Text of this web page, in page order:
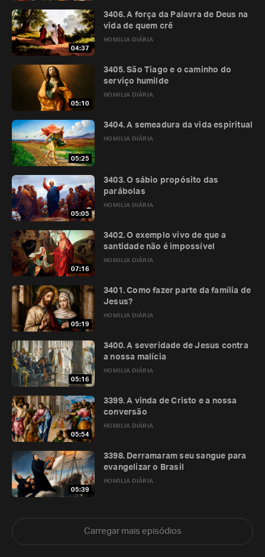
04:37
HOMILIA DIÁRIA
3406. A força da Palavra de Deus na
vida de quem crê
05:10
HOMILIA DIÁRIA
3405. São Tiago e o caminho do
serviço humilde
05:25
HOMILIA DIÁRIA
3404. A semeadura da vida espiritual
05:05
HOMILIA DIÁRIA
3403. O sábio propósito das
parábolas
07:16
HOMILIA DIÁRIA
3402. O exemplo vivo de que a
santidade não é impossível
05:19
HOMILIA DIÁRIA
3401. Como fazer parte da família de
Jesus?
05:16
HOMILIA DIÁRIA
3400. A severidade de Jesus contra
a nossa malícia
05:54
HOMILIA DIÁRIA
3399. A vinda de Cristo e a nossa
conversão
05:39
HOMILIA DIÁRIA
3398. Derramaram seu sangue para
evangelizar o Brasil
Carregar mais episódios